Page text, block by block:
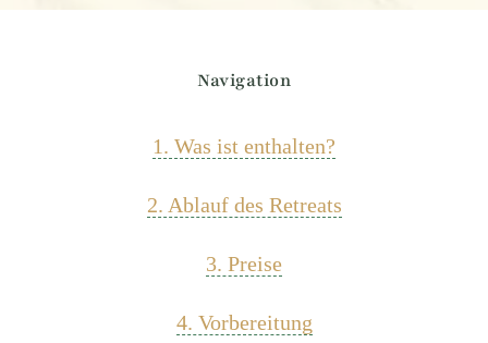
Navigation
1. Was ist enthalten?
2. Ablauf des Retreats
3. Preise
4. Vorbereitung